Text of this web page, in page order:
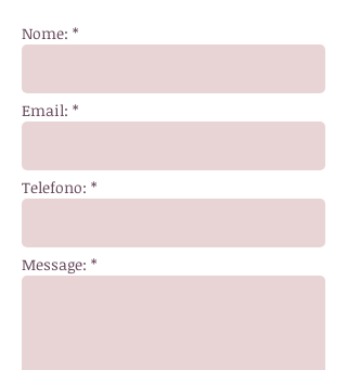
Nome: *
Email: *
Telefono: *
Message: *